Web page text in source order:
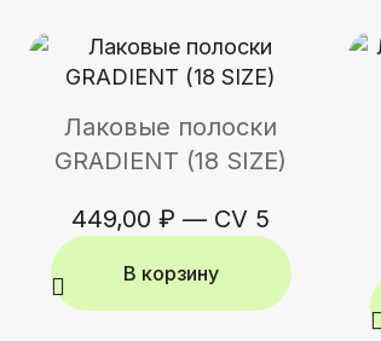
Лаковые полоски
GRADIENT (18 SIZE)
449,00 ₽ — CV 5
В корзину